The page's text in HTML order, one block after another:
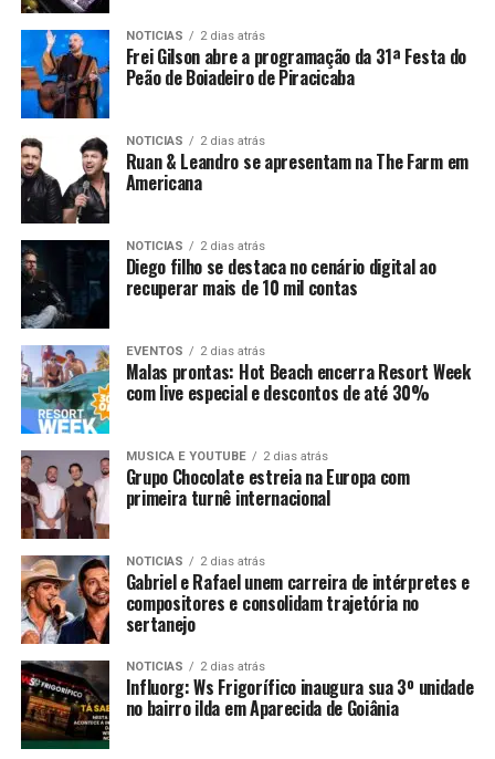
NOTICIAS 2 dias atrás
Frei Gilson abre a programação da 31ª Festa do
Peão de Boiadeiro de Piracicaba
NOTICIAS 2 dias atrás
Ruan & Leandro se apresentam na The Farm em
Americana
NOTICIAS 2 dias atrás
Diego filho se destaca no cenário digital ao
recuperar mais de 10 mil contas
EVENTOS 2 dias atrás
Malas prontas: Hot Beach encerra Resort Week
com live especial e descontos de até 30%
MUSICA E YOUTUBE 2 dias atrás
Grupo Chocolate estreia na Europa com
primeira turnê internacional
NOTICIAS 2 dias atrás
Gabriel e Rafael unem carreira de intérpretes e
compositores e consolidam trajetória no
sertanejo
NOTICIAS 2 dias atrás
Influorg: Ws Frigorífico inaugura sua 3º unidade
no bairro ilda em Aparecida de Goiânia